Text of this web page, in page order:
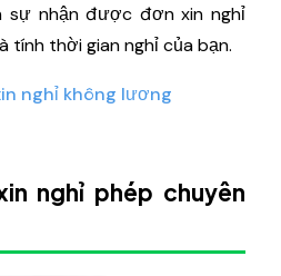
sự nhận được đơn xin nghỉ
tính thời gian nghỉ của bạn.
nghỉ không lương
nghỉ phép chuyên